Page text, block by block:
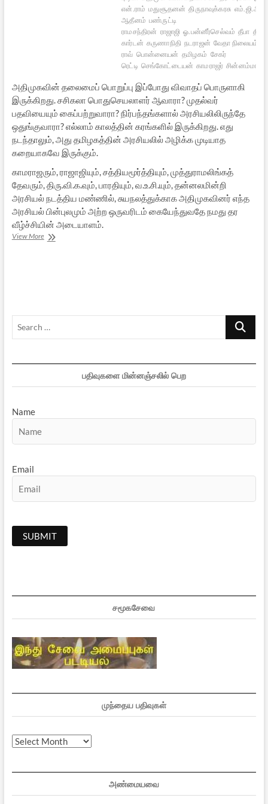
என்.ராம் மதுசூதனன் திருநாவுக்கரசு எம்.ஜி.ஆர்.
ஆதீனம் பண்ருட்டி
ராமசந்திரன் ராஜாஜி ஓ.பன்னீர்செல்வம் தீபா
கார்டன் கருணாநிதி நடராஜன் வேதா நிலையம்
ராவ் பொன்னையன் தமிழகம் சேகர்
ரெட்டி செங்கோட்டையன் காமராஜர் சின்னம்மா
அதிமுகவின் தலைமைப் பொறுப்பு இப்போது விவாதப் பொருளாகி
இருக்கிறது. சசிகலா பொதுசெயலாளர் ஆவாரா? முதல்வர்
பதவியையும் கைப்பற்றுவாரா? நிர்பந்தங்களால் அரசியலிலிருந்தே
ஒதுங்குவாரா? எல்லாம் காலத்தின் கரங்களில் இருக்கிறது. எது
நடந்தாலும், அது தமிழகத்தின் அரசியலில் அழிக்க முடியாத
கறையாகவே இருக்கும்.
காமராஜரும், ராஜாஜியும், சத்தியமூர்த்தியும், முத்துராமலிங்கத்
தேவரும், திரு.வி.க.வும், பாரதியும், வ.உ.சி.யும், தன்னலமின்றி
அரசியல் நடத்திய மண்ணில், சுயநலத்துக்காக அதிமுகவினர் எந்த
அரசியல் பின்புலமும் அற்ற ஒருவரிடம் கையேந்துவதே நமது தர
வீழ்ச்சியின் அடையாளம்.
View Moreசின்னம்மாவும்,
Search
பதிவுகளை மின்னஞ்சலில் பெற
Name
Email
சமூகசேவை
முந்தைய பதிவுகள்
முந்தைய
அண்மையவை